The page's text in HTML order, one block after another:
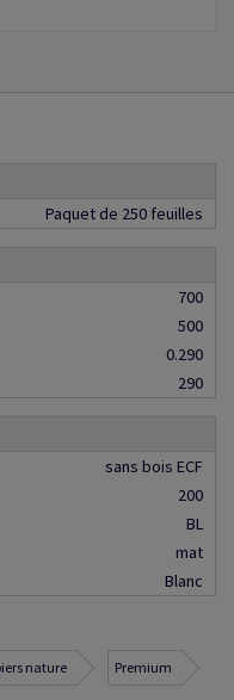
Paquet de 250 feuilles
700
500
0.290
290
sans bois ECF
200
BL
mat
Blanc
nature Premium